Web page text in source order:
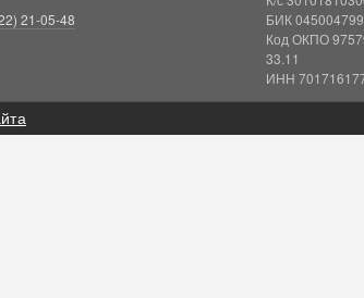
21-05-48
БИК 045004799
Код ОКПО
33.11
ИНН